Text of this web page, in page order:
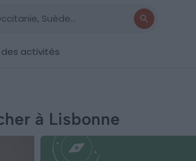
des activités
à Lisbonne